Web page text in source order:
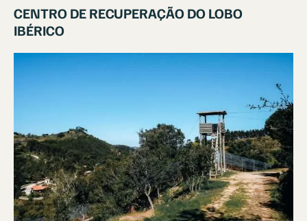
CENTRO DE RECUPERAÇÃO DO LOBO
IBÉRICO